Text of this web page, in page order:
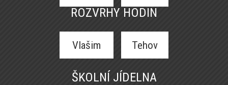
ROZVRHY HODIN
Vlašim Tehov
ŠKOLNÍ JÍDELNA